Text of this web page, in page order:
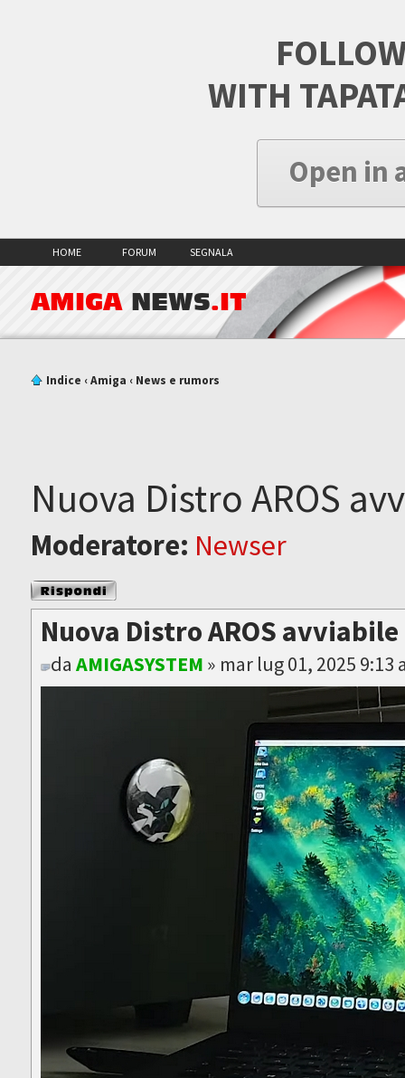
WITH
Open in
HOME FORUM SEGNALA
AMIGA NEWS.IT
Indice ‹Amiga ‹ News e rumors
Nuova Distro AROS
Moderatore: Newser
Rispondi al
messaggio
Nuova Distro AROS
daAMIGASYSTEM » mar lug 01, 2025 9:13